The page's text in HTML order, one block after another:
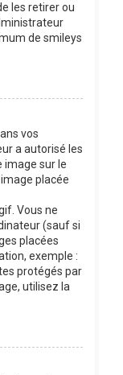
les retirer ou
de smileys
vos
a autorisé les
image sur le
placée
Vous ne
(sauf si
placées
exemple :
protégés par
utilisez la